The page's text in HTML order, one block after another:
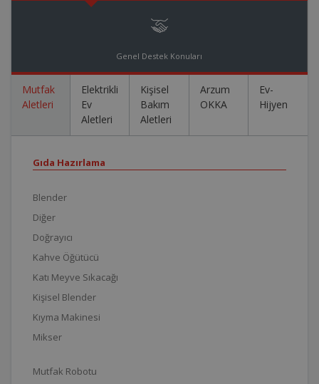
Genel Destek Konuları
Mutfak
Aletleri
Elektrikli
Ev
Aletleri
Kişisel
Bakım
Aletleri
Arzum
OKKA
Ev-
Hijyen
Gıda Hazırlama
Blender
Diğer
Doğrayıcı
Kahve Öğütücü
Katı Meyve Sıkacağı
Kişisel Blender
Kıyma Makinesi
Mikser
Mutfak Robotu